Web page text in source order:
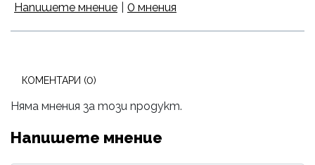
Напишете мнение 0 мнения
КОМЕНТАРИ (0)
Няма мнения за този продукт.
Напишете мнение